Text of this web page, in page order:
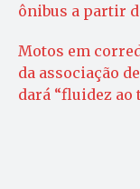
ônibus a partir
Motos em
da associação
dará “fluidez ao